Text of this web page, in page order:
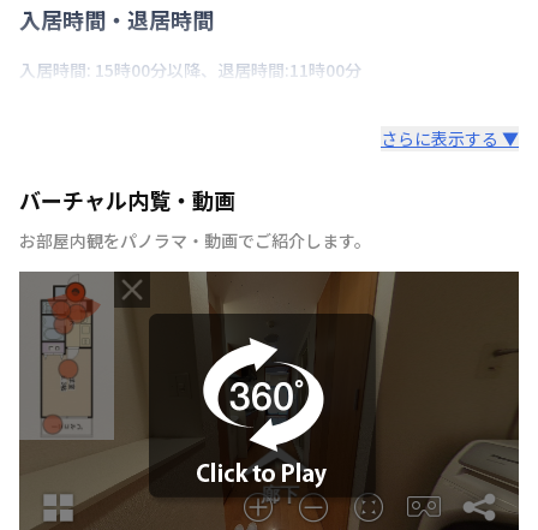
入居時間・退居時間
入居時間: 15時00分以降、退居時間:11時00分
さらに表示する ▼
バーチャル内覧・動画
お部屋内観をパノラマ・動画でご紹介します。